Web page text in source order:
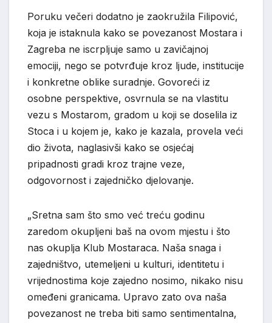
Poruku večeri dodatno je zaokružila Filipović,
koja je istaknula kako se povezanost Mostara i
Zagreba ne iscrpljuje samo u zavičajnoj
emociji, nego se potvrđuje kroz ljude, institucije
i konkretne oblike suradnje. Govoreći iz
osobne perspektive, osvrnula se na vlastitu
vezu s Mostarom, gradom u koji se doselila iz
Stoca i u kojem je, kako je kazala, provela veći
dio života, naglasivši kako se osjećaj
pripadnosti gradi kroz trajne veze,
odgovornost i zajedničko djelovanje.
„Sretna sam što smo već treću godinu
zaredom okupljeni baš na ovom mjestu i što
nas okuplja Klub Mostaraca. Naša snaga i
zajedništvo, utemeljeni u kulturi, identitetu i
vrijednostima koje zajedno nosimo, nikako nisu
omeđeni granicama. Upravo zato ova naša
povezanost ne treba biti samo sentimentalna,